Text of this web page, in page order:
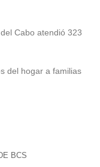
Cabo atendió 323
del hogar a familias
BCS